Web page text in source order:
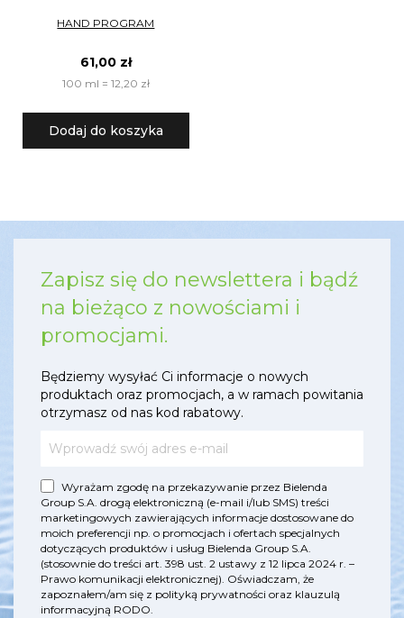
HAND PROGRAM
61,00 zł
100 ml = 12,20 zł
Dodaj do koszyka
Zapisz się do newslettera i bądź
na bieżąco z nowościami i
promocjami.
Będziemy wysyłać Ci informacje o nowych
produktach oraz promocjach, a w ramach powitania
otrzymasz od nas kod rabatowy.
Wyrażam zgodę na przekazywanie przez Bielenda
Group S.A. drogą elektroniczną (e-mail i/lub SMS) treści
marketingowych zawierających informacje dostosowane do
moich preferencji np. o promocjach i ofertach specjalnych
dotyczących produktów i usług Bielenda Group S.A.
(stosownie do treści art. 398 ust. 2 ustawy z 12 lipca 2024 r. –
Prawo komunikacji elektronicznej). Oświadczam, że
zapoznałem/am się z polityką prywatności oraz klauzulą
informacyjną RODO.